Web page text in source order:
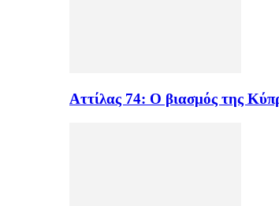
Αττίλας 74: Ο βιασμός της